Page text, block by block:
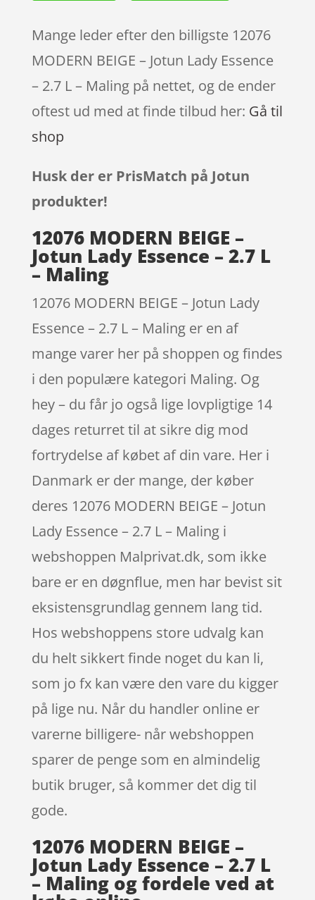
Mange leder efter den billigste 12076
MODERN BEIGE – Jotun Lady Essence
– 2.7 L – Maling på nettet, og de ender
oftest ud med at finde tilbud her: Gå til
shop
Husk der er PrisMatch på Jotun
produkter!
12076 MODERN BEIGE –
Jotun Lady Essence – 2.7 L
– Maling
12076 MODERN BEIGE – Jotun Lady
Essence – 2.7 L – Maling er en af
mange varer her på shoppen og findes
i den populære kategori Maling. Og
hey – du får jo også lige lovpligtige 14
dages returret til at sikre dig mod
fortrydelse af købet af din vare. Her i
Danmark er der mange, der køber
deres 12076 MODERN BEIGE – Jotun
Lady Essence – 2.7 L – Maling i
webshoppen Malprivat.dk, som ikke
bare er en døgnflue, men har bevist sit
eksistensgrundlag gennem lang tid.
Hos webshoppens store udvalg kan
du helt sikkert finde noget du kan li,
som jo fx kan være den vare du kigger
på lige nu. Når du handler online er
varerne billigere- når webshoppen
sparer de penge som en almindelig
butik bruger, så kommer det dig til
gode.
12076 MODERN BEIGE –
Jotun Lady Essence – 2.7 L
– Maling og fordele ved at